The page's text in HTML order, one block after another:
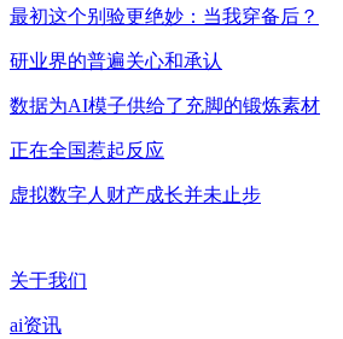
最初这个别验更绝妙：当我穿备后？
研业界的普遍关心和承认
数据为AI模子供给了充脚的锻炼素材
正在全国惹起反应
虚拟数字人财产成长并未止步
关于我们
ai资讯